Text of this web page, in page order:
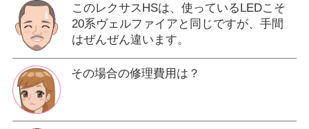
このレクサスHSは、使っているLEDこそ
20系ヴェルファイアと同じですが、手間
はぜんぜん違います。
その場合の修理費用は？